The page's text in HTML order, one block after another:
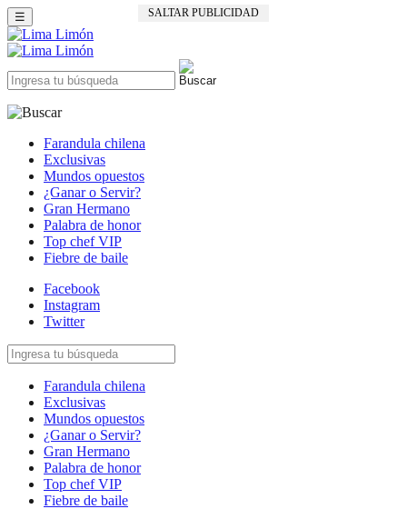
SALTAR PUBLICIDAD
☰
Farandula chilena
Exclusivas
Mundos opuestos
¿Ganar o Servir?
Gran Hermano
Palabra de honor
Top chef VIP
Fiebre de baile
Facebook
Instagram
Twitter
Farandula chilena
Exclusivas
Mundos opuestos
¿Ganar o Servir?
Gran Hermano
Palabra de honor
Top chef VIP
Fiebre de baile